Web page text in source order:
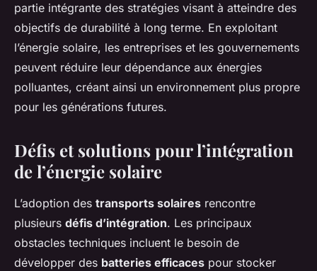
partie intégrante des stratégies visant à atteindre des
objectifs de durabilité à long terme. En exploitant
l’énergie solaire, les entreprises et les gouvernements
peuvent réduire leur dépendance aux énergies
polluantes, créant ainsi un environnement plus propre
pour les générations futures.
Défis et solutions pour l’intégration
de l’énergie solaire
L’adoption des transports solaires rencontre
plusieurs défis d’intégration. Les principaux
obstacles techniques incluent le besoin de
développer des batteries efficaces pour stocker